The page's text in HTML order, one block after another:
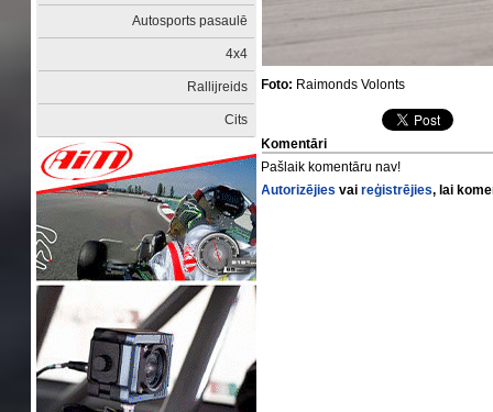
Autosports pasaulē
4x4
Rallijreids
Cits
Foto: Raimonds Volonts
Komentāri
Pašlaik komentāru nav!
Autorizējies vaireģistrējies, lai